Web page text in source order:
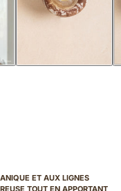
ET AUX LIGNES
TOUT EN APPORTANT